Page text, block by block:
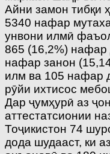
Айни замон тибқи
5340 нафар
унвони илмӣ
865 (16,2%) нафар
нафар занон
илм ва 105 нафар
рӯйи ихтисос
Дар ҷумҳурӣ аз
аттестатсионии
Тоҷикистон 74
дода шудааст, ки